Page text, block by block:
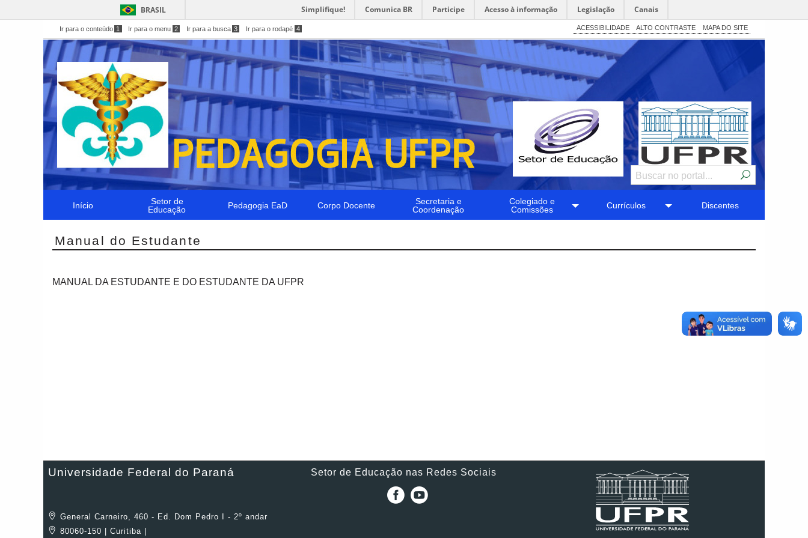
BRASIL Simplifique! Comunica BR Participe Acesso à informação Legislação Canais
Ir para o conteúdo 1 Ir para o menu 2 Ir para a busca 3 Ir para o rodapé 4 ACESSIBILIDADE ALTO CONTRASTE MAPA DO SITE
Início
Setor de
Educação
Pedagogia EaD Corpo Docente
Secretaria e
Coordenação
Colegiado e
Comissões
Currículos Discentes
Manual do Estudante
MANUAL DA ESTUDANTE E DO ESTUDANTE DA UFPR
Universidade Federal do Paraná
General Carneiro, 460 - Ed. Dom Pedro I - 2º andar
80060-150 | Curitiba |
Setor de Educação nas Redes Sociais